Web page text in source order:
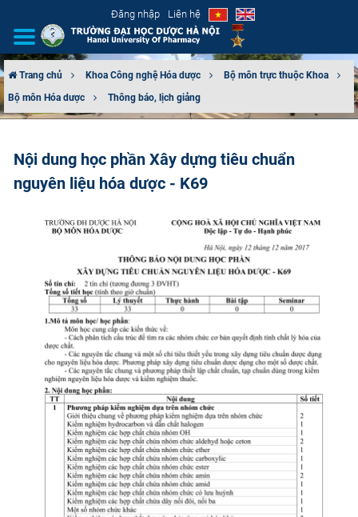
Đăng nhập Liên hệ
GIỚI THIỆU
TUYỂN SINH
ĐÀO TẠO
ĐẢM BẢO CHẤT LƯỢNG
KHOA HỌC CÔNG NGHỆ
HTQT
CỰU NGƯỜI HỌC
Trang chủ Khoa Công nghệ Hóa dược
Bộ môn trực thuộc Khoa
Bộ môn Hóa dược
Thông báo, lịch giảng
Nội dung học phần Xây dựng tiêu chuẩn
nguyên liệu hóa dược - K69